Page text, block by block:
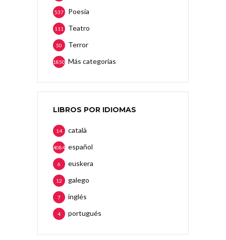
Poesía
537
Teatro
111
Terror
50
Más categorias
1850
LIBROS POR IDIOMAS
català
14
español
4084
euskera
6
galego
12
inglés
7
portugués
4